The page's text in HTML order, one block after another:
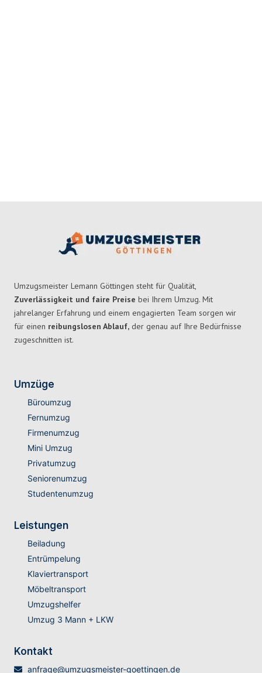
Umzugsmeister Lemann Göttingen steht für Qualität,
Zuverlässigkeit und faire Preise bei Ihrem Umzug. Mit
jahrelanger Erfahrung und einem engagierten Team sorgen wir
für einen reibungslosen Ablauf, der genau auf Ihre Bedürfnisse
zugeschnitten ist.
Umzüge
Büroumzug
Fernumzug
Firmenumzug
Mini Umzug
Privatumzug
Seniorenumzug
Studentenumzug
Leistungen
Beiladung
Entrümpelung
Klaviertransport
Möbeltransport
Umzugshelfer
Umzug 3 Mann + LKW
Kontakt
anfrage@umzugsmeister-goettingen.de